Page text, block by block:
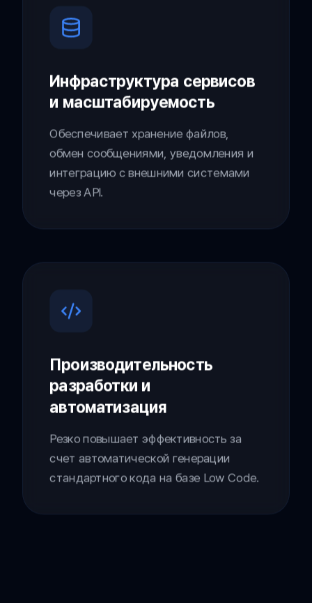
Инфраструктура сервисов
и масштабируемость
Обеспечивает хранение файлов,
обмен сообщениями, уведомления и
интеграцию с внешними системами
через API.
Производительность
разработки и
автоматизация
Резко повышает эффективность за
счет автоматической генерации
стандартного кода на базе Low Code.